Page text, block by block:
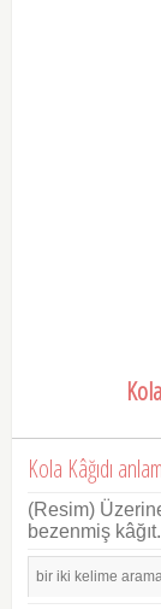
Kola Kâğıdı
(Resim)
bezenmiş kâğıt.